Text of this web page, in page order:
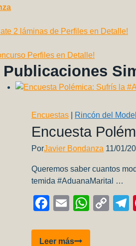
p
p
k
2 láminas de Perfiles en Detalle!
Perfiles en Detalle!
Publicaciones
Encuestas Rincón del
Encuesta
PorJavier Bondanza 11/01/
Queremos saber cuantos
temida #AduanaMarital …
Facebook
Email
Leer másEncuesta